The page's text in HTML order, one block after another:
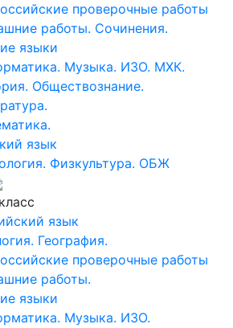
проверочные работы
работы. Сочинения.
языки
Музыка. ИЗО. МХК.
Обществознание.
язык
Физкультура. ОБЖ
язык
География.
проверочные работы
работы.
языки
Музыка. ИЗО.